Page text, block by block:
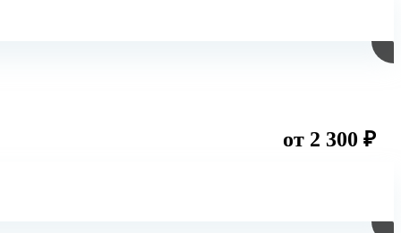
от 2 300 ₽